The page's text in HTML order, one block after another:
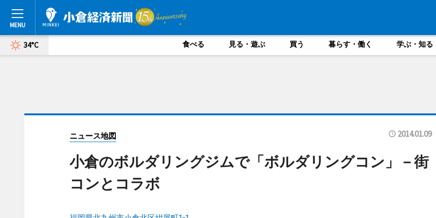
34°C 食べる 見る・遊ぶ 買う 暮らす・働く 学ぶ・知る
ニュース地図 2014.01.09
小倉のボルダリングジムで「ボルダリングコン」－街
コンとコラボ